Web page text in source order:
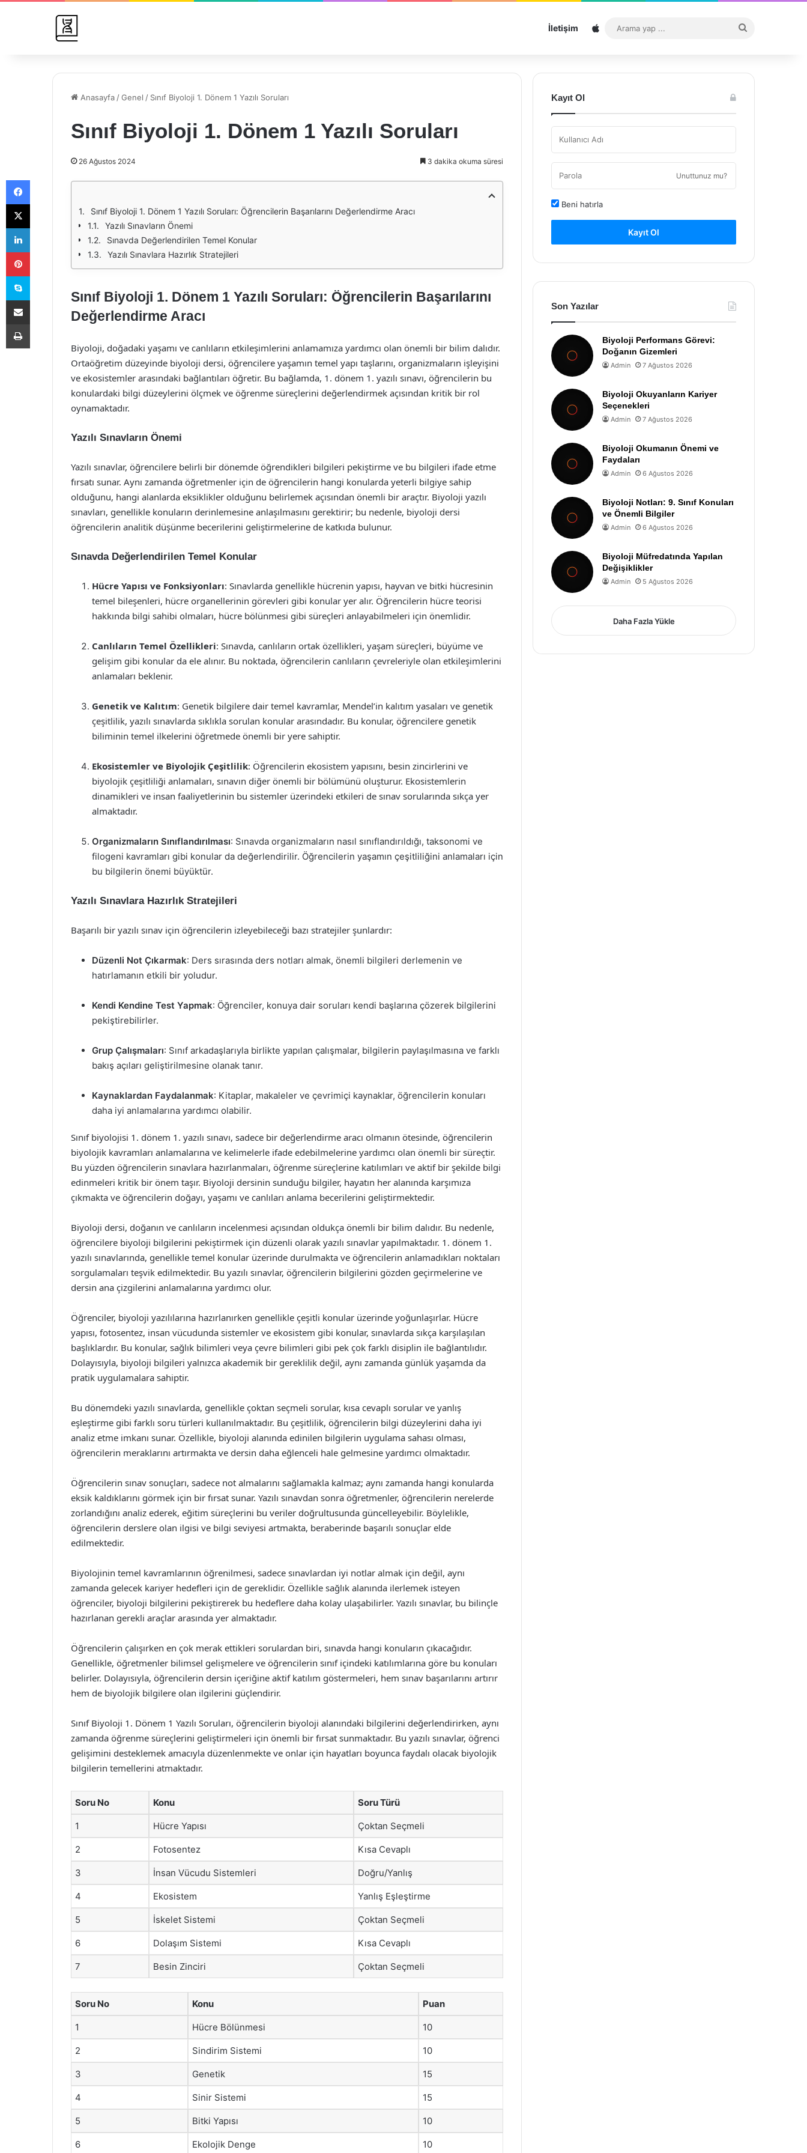
İletişim Sitemap
...
Anasayfa /Genel / Sınıf Biyoloji 1. Dönem 1 Yazılı Soruları
Sınıf Biyoloji 1. Dönem 1 Yazılı Soruları
26 Ağustos 2024 3 dakika okuma süresi
Sınıf Biyoloji 1. Dönem 1 Yazılı Soruları: Öğrencilerin Başarılarını Değerlendirme Aracı
Yazılı Sınavların Önemi
Sınavda Değerlendirilen Temel Konular
Yazılı Sınavlara Hazırlık Stratejileri
Sınıf Biyoloji 1. Dönem 1 Yazılı Soruları: Öğrencilerin Başarılarını
Değerlendirme Aracı
Biyoloji, doğadaki yaşamı ve canlıların etkileşimlerini anlamamıza yardımcı olan önemli bir bilim dalıdır.
Ortaöğretim düzeyinde biyoloji dersi, öğrencilere yaşamın temel yapı taşlarını, organizmaların işleyişini
ve ekosistemler arasındaki bağlantıları öğretir. Bu bağlamda, 1. dönem 1. yazılı sınavı, öğrencilerin bu
konulardaki bilgi düzeylerini ölçmek ve öğrenme süreçlerini değerlendirmek açısından kritik bir rol
oynamaktadır.
Yazılı Sınavların Önemi
Yazılı sınavlar, öğrencilere belirli bir dönemde öğrendikleri bilgileri pekiştirme ve bu bilgileri ifade etme
fırsatı sunar. Aynı zamanda öğretmenler için de öğrencilerin hangi konularda yeterli bilgiye sahip
olduğunu, hangi alanlarda eksiklikler olduğunu belirlemek açısından önemli bir araçtır. Biyoloji yazılı
sınavları, genellikle konuların derinlemesine anlaşılmasını gerektirir; bu nedenle, biyoloji dersi
öğrencilerin analitik düşünme becerilerini geliştirmelerine de katkıda bulunur.
Sınavda Değerlendirilen Temel Konular
Hücre Yapısı ve Fonksiyonları: Sınavlarda genellikle hücrenin yapısı, hayvan ve bitki hücresinin
temel bileşenleri, hücre organellerinin görevleri gibi konular yer alır. Öğrencilerin hücre teorisi
hakkında bilgi sahibi olmaları, hücre bölünmesi gibi süreçleri anlayabilmeleri için önemlidir.
Canlıların Temel Özellikleri: Sınavda, canlıların ortak özellikleri, yaşam süreçleri, büyüme ve
gelişim gibi konular da ele alınır. Bu noktada, öğrencilerin canlıların çevreleriyle olan etkileşimlerini
anlamaları beklenir.
Genetik ve Kalıtım: Genetik bilgilere dair temel kavramlar, Mendel’in kalıtım yasaları ve genetik
çeşitlilik, yazılı sınavlarda sıklıkla sorulan konular arasındadır. Bu konular, öğrencilere genetik
biliminin temel ilkelerini öğretmede önemli bir yere sahiptir.
Ekosistemler ve Biyolojik Çeşitlilik: Öğrencilerin ekosistem yapısını, besin zincirlerini ve
biyolojik çeşitliliği anlamaları, sınavın diğer önemli bir bölümünü oluşturur. Ekosistemlerin
dinamikleri ve insan faaliyetlerinin bu sistemler üzerindeki etkileri de sınav sorularında sıkça yer
almaktadır.
Organizmaların Sınıflandırılması: Sınavda organizmaların nasıl sınıflandırıldığı, taksonomi ve
filogeni kavramları gibi konular da değerlendirilir. Öğrencilerin yaşamın çeşitliliğini anlamaları için
bu bilgilerin önemi büyüktür.
Yazılı Sınavlara Hazırlık Stratejileri
Başarılı bir yazılı sınav için öğrencilerin izleyebileceği bazı stratejiler şunlardır:
Düzenli Not Çıkarmak: Ders sırasında ders notları almak, önemli bilgileri derlemenin ve
hatırlamanın etkili bir yoludur.
Kendi Kendine Test Yapmak: Öğrenciler, konuya dair soruları kendi başlarına çözerek bilgilerini
pekiştirebilirler.
Grup Çalışmaları: Sınıf arkadaşlarıyla birlikte yapılan çalışmalar, bilgilerin paylaşılmasına ve farklı
bakış açıları geliştirilmesine olanak tanır.
Kaynaklardan Faydalanmak: Kitaplar, makaleler ve çevrimiçi kaynaklar, öğrencilerin konuları
daha iyi anlamalarına yardımcı olabilir.
Sınıf biyolojisi 1. dönem 1. yazılı sınavı, sadece bir değerlendirme aracı olmanın ötesinde, öğrencilerin
biyolojik kavramları anlamalarına ve kelimelerle ifade edebilmelerine yardımcı olan önemli bir süreçtir.
Bu yüzden öğrencilerin sınavlara hazırlanmaları, öğrenme süreçlerine katılımları ve aktif bir şekilde bilgi
edinmeleri kritik bir önem taşır. Biyoloji dersinin sunduğu bilgiler, hayatın her alanında karşımıza
çıkmakta ve öğrencilerin doğayı, yaşamı ve canlıları anlama becerilerini geliştirmektedir.
Biyoloji dersi, doğanın ve canlıların incelenmesi açısından oldukça önemli bir bilim dalıdır. Bu nedenle,
öğrencilere biyoloji bilgilerini pekiştirmek için düzenli olarak yazılı sınavlar yapılmaktadır. 1. dönem 1.
yazılı sınavlarında, genellikle temel konular üzerinde durulmakta ve öğrencilerin anlamadıkları noktaları
sorgulamaları teşvik edilmektedir. Bu yazılı sınavlar, öğrencilerin bilgilerini gözden geçirmelerine ve
dersin ana çizgilerini anlamalarına yardımcı olur.
Öğrenciler, biyoloji yazılılarına hazırlanırken genellikle çeşitli konular üzerinde yoğunlaşırlar. Hücre
yapısı, fotosentez, insan vücudunda sistemler ve ekosistem gibi konular, sınavlarda sıkça karşılaşılan
başlıklardır. Bu konular, sağlık bilimleri veya çevre bilimleri gibi pek çok farklı disiplin ile bağlantılıdır.
Dolayısıyla, biyoloji bilgileri yalnızca akademik bir gereklilik değil, aynı zamanda günlük yaşamda da
pratik uygulamalara sahiptir.
Bu dönemdeki yazılı sınavlarda, genellikle çoktan seçmeli sorular, kısa cevaplı sorular ve yanlış
eşleştirme gibi farklı soru türleri kullanılmaktadır. Bu çeşitlilik, öğrencilerin bilgi düzeylerini daha iyi
analiz etme imkanı sunar. Özellikle, biyoloji alanında edinilen bilgilerin uygulama sahası olması,
öğrencilerin meraklarını artırmakta ve dersin daha eğlenceli hale gelmesine yardımcı olmaktadır.
Öğrencilerin sınav sonuçları, sadece not almalarını sağlamakla kalmaz; aynı zamanda hangi konularda
eksik kaldıklarını görmek için bir fırsat sunar. Yazılı sınavdan sonra öğretmenler, öğrencilerin nerelerde
zorlandığını analiz ederek, eğitim süreçlerini bu veriler doğrultusunda güncelleyebilir. Böylelikle,
öğrencilerin derslere olan ilgisi ve bilgi seviyesi artmakta, beraberinde başarılı sonuçlar elde
edilmektedir.
Biyolojinin temel kavramlarının öğrenilmesi, sadece sınavlardan iyi notlar almak için değil, aynı
zamanda gelecek kariyer hedefleri için de gereklidir. Özellikle sağlık alanında ilerlemek isteyen
öğrenciler, biyoloji bilgilerini pekiştirerek bu hedeflere daha kolay ulaşabilirler. Yazılı sınavlar, bu bilinçle
hazırlanan gerekli araçlar arasında yer almaktadır.
Öğrencilerin çalışırken en çok merak ettikleri sorulardan biri, sınavda hangi konuların çıkacağıdır.
Genellikle, öğretmenler bilimsel gelişmelere ve öğrencilerin sınıf içindeki katılımlarına göre bu konuları
belirler. Dolayısıyla, öğrencilerin dersin içeriğine aktif katılım göstermeleri, hem sınav başarılarını artırır
hem de biyolojik bilgilere olan ilgilerini güçlendirir.
Sınıf Biyoloji 1. Dönem 1 Yazılı Soruları, öğrencilerin biyoloji alanındaki bilgilerini değerlendirirken, aynı
zamanda öğrenme süreçlerini geliştirmeleri için önemli bir fırsat sunmaktadır. Bu yazılı sınavlar, öğrenci
gelişimini desteklemek amacıyla düzenlenmekte ve onlar için hayatları boyunca faydalı olacak biyolojik
bilgilerin temellerini atmaktadır.
Soru No Konu Soru Türü
1 Hücre Yapısı Çoktan Seçmeli
2 Fotosentez Kısa Cevaplı
3 İnsan Vücudu Sistemleri Doğru/Yanlış
4 Ekosistem Yanlış Eşleştirme
5 İskelet Sistemi Çoktan Seçmeli
6 Dolaşım Sistemi Kısa Cevaplı
7 Besin Zinciri Çoktan Seçmeli
Soru No Konu Puan
1 Hücre Bölünmesi 10
2 Sindirim Sistemi 10
3 Genetik 15
4 Sinir Sistemi 15
5 Bitki Yapısı 10
6 Ekolojik Denge 10
Kayıt Ol
Unuttunuz mu?
Beni hatırla
Kayıt Ol
Son Yazılar
Biyoloji Performans Görevi:
Doğanın Gizemleri
Admin 7 Ağustos 2026
Biyoloji Okuyanların Kariyer
Seçenekleri
Admin 7 Ağustos 2026
Biyoloji Okumanın Önemi ve
Faydaları
Admin 6 Ağustos 2026
Biyoloji Notları: 9. Sınıf Konuları
ve Önemli Bilgiler
Admin 6 Ağustos 2026
Biyoloji Müfredatında Yapılan
Değişiklikler
Admin 5 Ağustos 2026
Daha Fazla Yükle
Facebook
X
LinkedIn
Pinterest
Skype
E-Posta ile paylaş